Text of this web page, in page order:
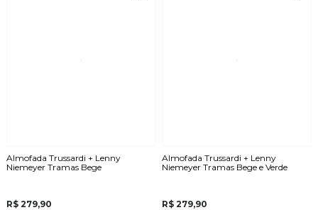
Almofada Trussardi + Lenny
Niemeyer Tramas Bege
R$ 279,90
Almofada Trussardi + Lenny
Niemeyer Tramas Bege e Verde
R$ 279,90